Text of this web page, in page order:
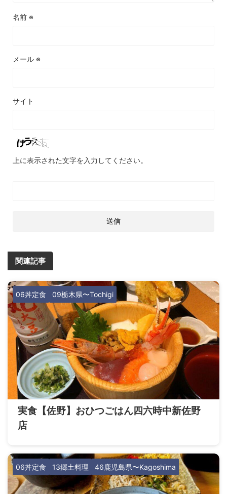
名前 ※
メール ※
サイト
上に表示された文字を入力してください。
関連記事
06丼定食 09栃木県〜Tochigi
実食【佐野】おひつごはん四六時中新佐野
店
06丼定食 13郷土料理 46鹿児島県〜Kagoshima